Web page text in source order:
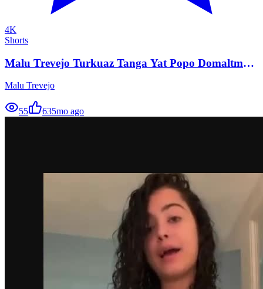
4K
Shorts
Malu Trevejo Turkuaz Tanga Yat Popo Domaltma
Malu Trevejo
55 635mo ago